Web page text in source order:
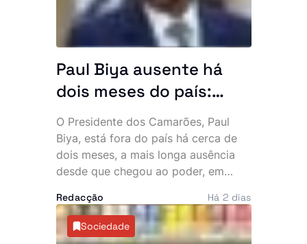
Paul Biya ausente há
dois meses do país:
Presidente mais velho
do mundo desaparece
da cena pública e
oposição exige
explicações
O Presidente dos Camarões, Paul
Biya, está fora do país há cerca de
dois meses, a mais longa ausência
desde que chegou ao poder, em
Europa intensificou as críticas da
oposição e voltou a alimentar
especulações sobre o estado de
Redacção Há 2 dias
Sociedade